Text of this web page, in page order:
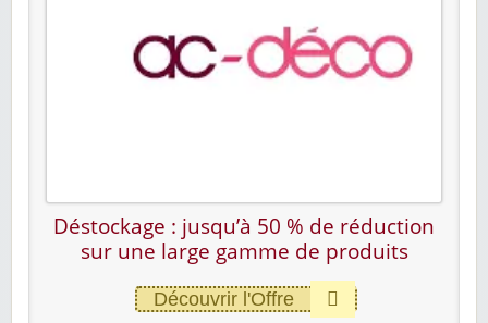
Déstockage : jusqu’à 50 % de réduction
sur une large gamme de produits
Découvrir l'Offre